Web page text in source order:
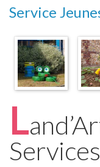
Service
L